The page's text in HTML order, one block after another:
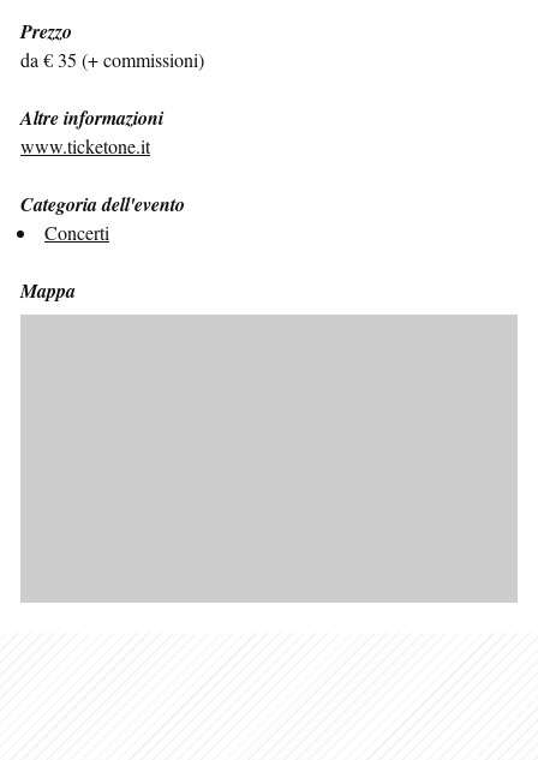
Prezzo
da € 35 (+ commissioni)
Altre informazioni
www.ticketone.it
Categoria dell'evento
Concerti
Mappa